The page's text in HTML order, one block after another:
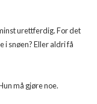
urettferdig. For det
i snøen? Eller aldri få
må gjøre noe.